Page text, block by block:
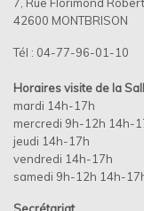
42600 MONTBRISON
Tél : 04-77-96-01-10
Horaires visite de la
mardi 14h-17h
mercredi 9h-12h 14h-
jeudi 14h-17h
vendredi 14h-17h
samedi 9h-12h 14h-
Secrétariat